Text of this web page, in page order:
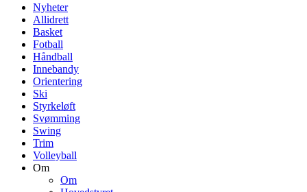
Nyheter
Allidrett
Basket
Fotball
Håndball
Innebandy
Orientering
Ski
Styrkeløft
Svømming
Swing
Trim
Volleyball
Om
Om